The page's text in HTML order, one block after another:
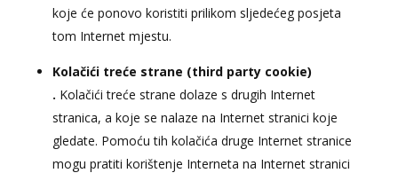
koje će ponovo koristiti prilikom sljedećeg posjeta
tom Internet mjestu.
Kolačići treće strane (third party cookie)
. Kolačići treće strane dolaze s drugih Internet
stranica, a koje se nalaze na Internet stranici koje
gledate. Pomoću tih kolačića druge Internet stranice
mogu pratiti korištenje Interneta na Internet stranici